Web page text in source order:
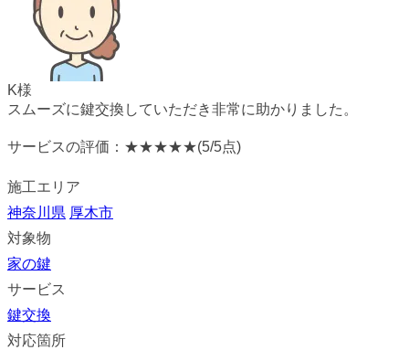
K様
スムーズに鍵交換していただき非常に助かりました。
サービスの評価： ★★★★★(5/5点)
施工エリア
神奈川県 厚木市
対象物
家の鍵
サービス
鍵交換
対応箇所